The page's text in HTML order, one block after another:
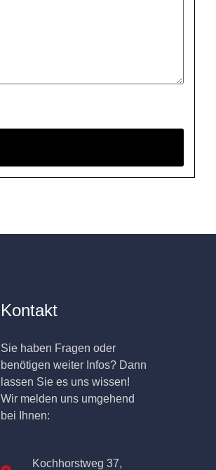
Kontakt
Sie haben Fragen oder
benötigen weiter Infos? Dann
lassen Sie es uns wissen!
Wir melden uns umgehend
bei Ihnen:
Kochhorstweg 37,